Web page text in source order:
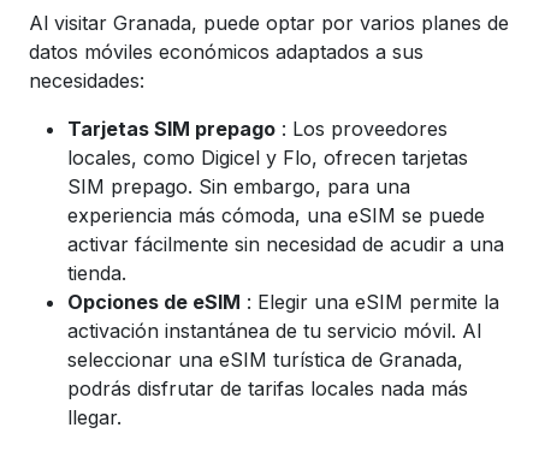
Al visitar Granada, puede optar por varios planes de
datos móviles económicos adaptados a sus
necesidades:
Tarjetas SIM prepago : Los proveedores
locales, como Digicel y Flo, ofrecen tarjetas
SIM prepago. Sin embargo, para una
experiencia más cómoda, una eSIM se puede
activar fácilmente sin necesidad de acudir a una
tienda.
Opciones de eSIM : Elegir una eSIM permite la
activación instantánea de tu servicio móvil. Al
seleccionar una eSIM turística de Granada,
podrás disfrutar de tarifas locales nada más
llegar.